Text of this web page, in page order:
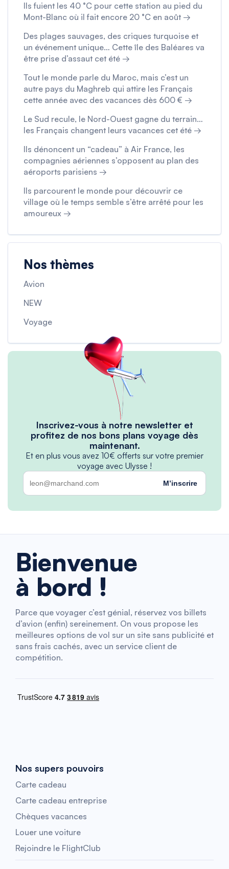
Ils fuient les 40 °C pour cette station au pied du
Mont-Blanc où il fait encore 20 °C en août →
Des plages sauvages, des criques turquoise et
un événement unique… Cette île des Baléares va
être prise d’assaut cet été →
Tout le monde parle du Maroc, mais c’est un
autre pays du Maghreb qui attire les Français
cette année avec des vacances dès 600 € →
Le Sud recule, le Nord-Ouest gagne du terrain…
les Français changent leurs vacances cet été →
Ils dénoncent un “cadeau” à Air France, les
compagnies aériennes s’opposent au plan des
aéroports parisiens →
Ils parcourent le monde pour découvrir ce
village où le temps semble s’être arrêté pour les
amoureux →
Nos thèmes
Avion
NEW
Voyage
Inscrivez-vous à notre newsletter et
profitez de nos bons plans voyage dès
maintenant.
Et en plus vous avez 10€ offerts sur votre premier
voyage avec Ulysse !
M’inscrire
Bienvenue
à bord !
Parce que voyager c’est génial, réservez vos billets
d’avion (enfin) sereinement. On vous propose les
meilleures options de vol sur un site sans publicité et
sans frais cachés, avec un service client de
compétition.
Nos supers pouvoirs
Carte cadeau
Carte cadeau entreprise
Chèques vacances
Louer une voiture
Rejoindre le FlightClub